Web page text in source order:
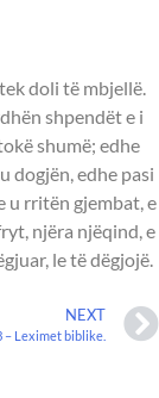
doli të mbjellë.
shpendët e i
shumë; edhe
dogjën, edhe pasi
u rritën gjembat, e
njëra njëqind, e
le të dëgjojë.
NEXT
– Leximet biblike.